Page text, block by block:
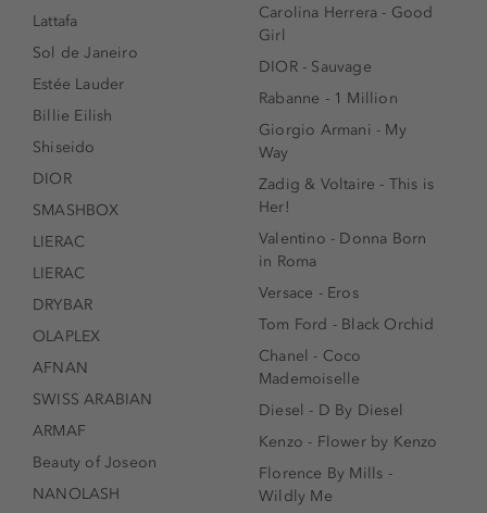
Lattafa
Sol de Janeiro
Estée Lauder
Billie Eilish
Shiseido
DIOR
SMASHBOX
LIERAC
LIERAC
DRYBAR
OLAPLEX
AFNAN
SWISS ARABIAN
ARMAF
Beauty of Joseon
NANOLASH
Carolina Herrera - Good
Girl
DIOR - Sauvage
Rabanne - 1 Million
Giorgio Armani - My
Way
Zadig & Voltaire - This is
Her!
Valentino - Donna Born
in Roma
Versace - Eros
Tom Ford - Black Orchid
Chanel - Coco
Mademoiselle
Diesel - D By Diesel
Kenzo - Flower by Kenzo
Florence By Mills -
Wildly Me